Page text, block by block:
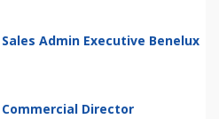
Sales Admin Executive Benelux
Commercial Director